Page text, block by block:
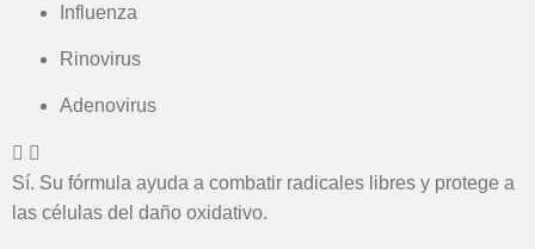
Influenza
Rinovirus
Adenovirus
Sí. Su fórmula ayuda a combatir radicales libres y protege a
las células del daño oxidativo.